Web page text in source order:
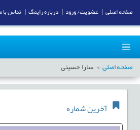
صفحه اصلی سارا حسینی
آخرین شماره
صفحه اصلی عضویت/ ورود درباره رایمگ تماس با ما